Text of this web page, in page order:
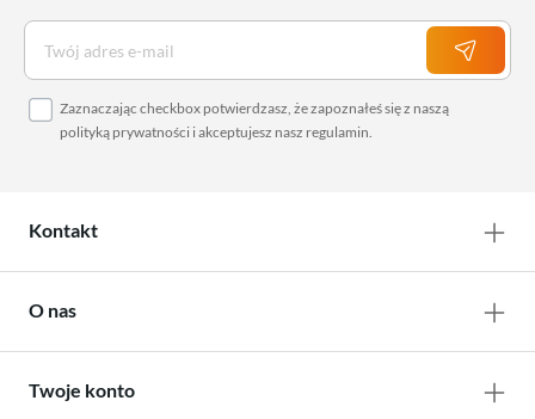
Zaznaczając checkbox potwierdzasz, że zapoznałeś się z naszą
polityką prywatności i akceptujesz nasz regulamin.
Kontakt
O nas
Twoje konto